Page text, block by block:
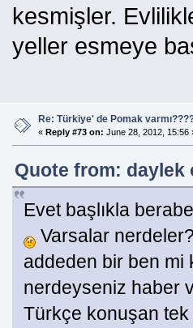
kesmişler.
yeller esmeye
Re: Türkiye' de Pomak
« Reply #73 on: June 28, 2012, 15:56
Quote from: daylek
Evet başlıkla
Varsalar
addeden bir ben mi
nerdeyseniz haber
Türkçe konuşan